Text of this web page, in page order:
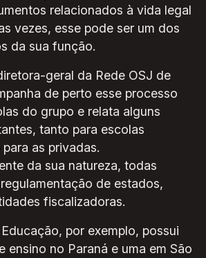
relacionados à vida legal
vezes, esse pode ser um dos
da sua função.
geral da Rede OSJ de
de perto esse processo
do grupo e relata alguns
tanto para escolas
as privadas.
da sua natureza, todas
de estados,
fiscalizadoras.
por exemplo, possui
ensino no Paraná e uma em São